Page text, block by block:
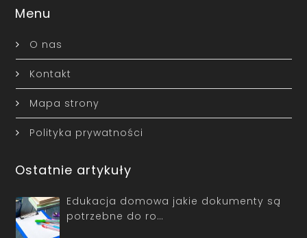
Menu
O nas
Kontakt
Mapa strony
Polityka prywatności
Ostatnie artykuły
Edukacja domowa jakie dokumenty są
potrzebne do ro…